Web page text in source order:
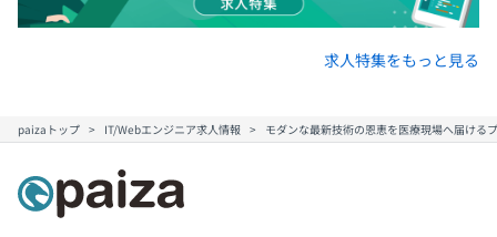
求人特集をもっと見る
paizaトップ IT/Webエンジニア求人情報 モダンな最新技術の恩恵を医療現場へ届け